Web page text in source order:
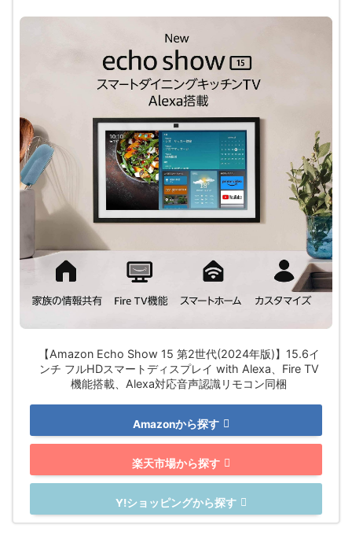
【Amazon Echo Show 15 第2世代(2024年版)】15.6イ
ンチ フルHDスマートディスプレイ with Alexa、Fire TV
機能搭載、Alexa対応音声認識リモコン同梱
Amazonから探す
楽天市場から探す
Y!ショッピングから探す